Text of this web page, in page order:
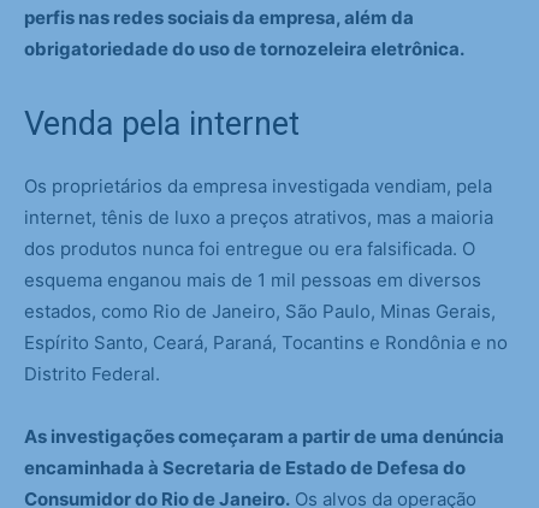
perfis nas redes sociais da empresa, além da
obrigatoriedade do uso de tornozeleira eletrônica.
Venda pela internet
Os proprietários da empresa investigada vendiam, pela
internet, tênis de luxo a preços atrativos, mas a maioria
dos produtos nunca foi entregue ou era falsificada. O
esquema enganou mais de 1 mil pessoas em diversos
estados, como Rio de Janeiro, São Paulo, Minas Gerais,
Espírito Santo, Ceará, Paraná, Tocantins e Rondônia e no
Distrito Federal.
As investigações começaram a partir de uma denúncia
encaminhada à Secretaria de Estado de Defesa do
Consumidor do Rio de Janeiro. Os alvos da operação